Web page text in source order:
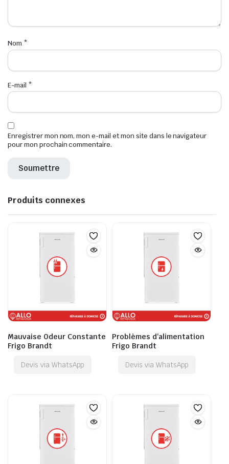
Nom *
E-mail *
Enregistrer mon nom, mon e-mail et mon site dans le navigateur
pour mon prochain commentaire.
Produits connexes
Mauvaise Odeur Constante
Frigo Brandt
Devis via WhatsApp
Problèmes d’alimentation
Frigo Brandt
Devis via WhatsApp